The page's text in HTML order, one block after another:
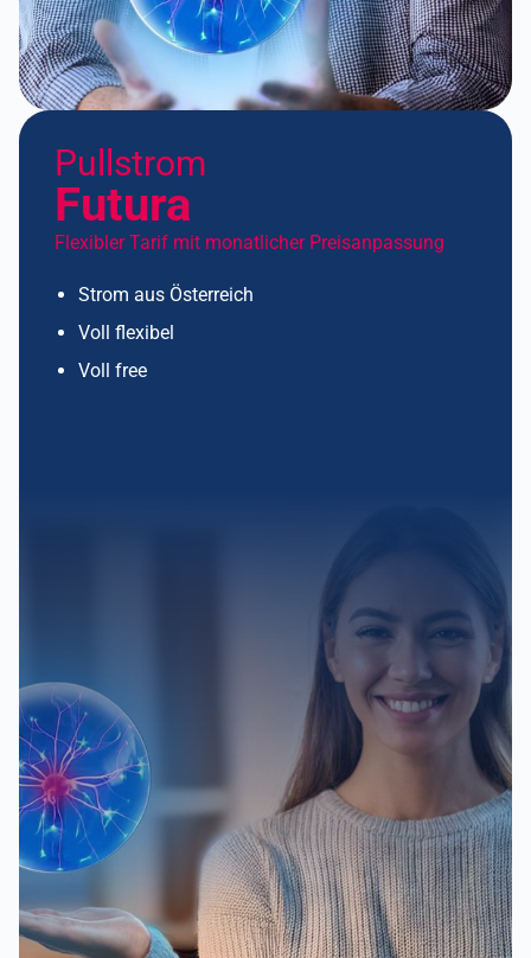
Pullstrom
Futura
Flexibler Tarif mit monatlicher Preisanpassung
Strom aus Österreich
Voll flexibel
Voll free